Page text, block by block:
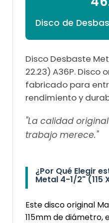
Disco de
Disco Desbaste
22.23) A36P. Disco
fabricado para
rendimiento y
"La calidad
trabajo merece."
¿Por Qué Elegir
Metal 4-1/2" (115
Este disco original
115mm de diámetro,